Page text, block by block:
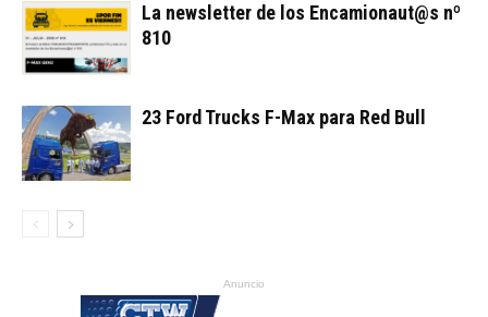
La newsletter de los Encamionaut@s nº
810
23 Ford Trucks F-Max para Red Bull
Anuncio